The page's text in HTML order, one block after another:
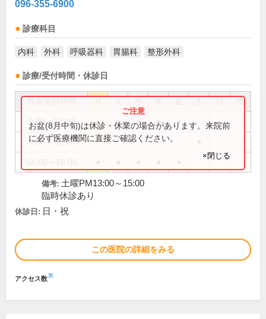
096-355-6900
診療科目
内科 外科 呼吸器科 胃腸科 整形外科
診療/受付時間・休診日
祝
9:00～12:00 ● ● ● ● ●
9:00～15:00
お盆(8月中旬)は休診・休業の場合があります。来院前
に必ず医療機関に直接ご確認ください。
×閉じる
備考: 土曜PM13:00～15:00
臨時休診あり
休診日: 日・祝
この医院の詳細をみる
アクセス数※